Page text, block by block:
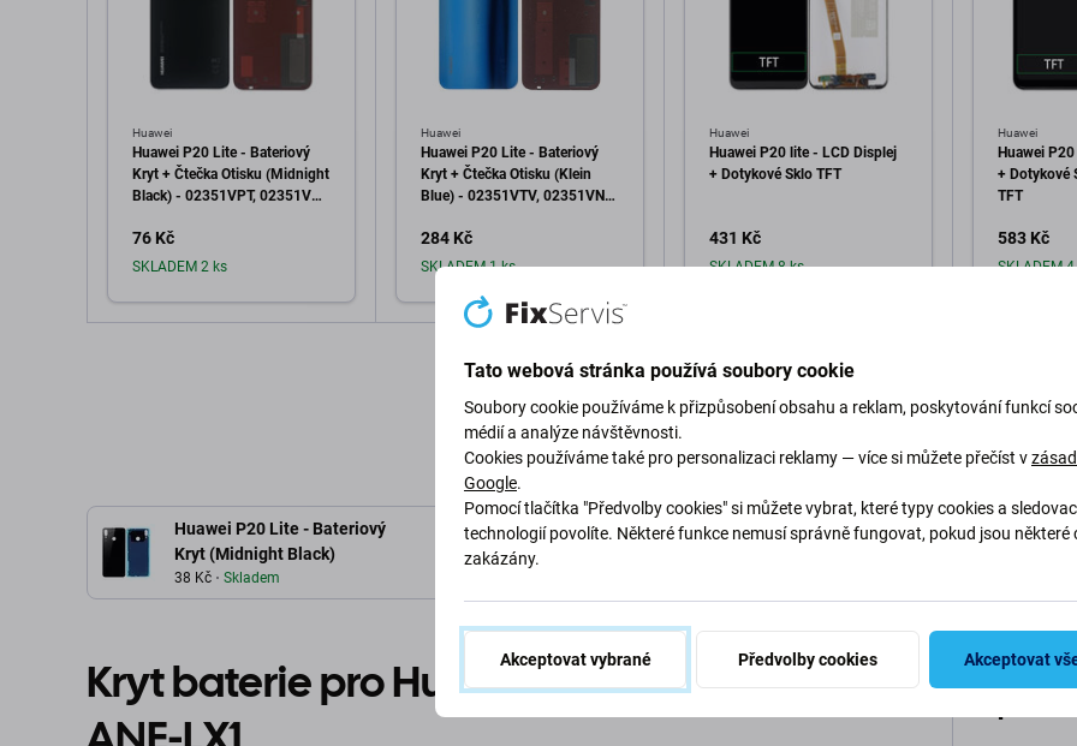
Huawei
Huawei P20 Lite - Bateriový
Kryt + Čtečka Otisku (Midnight
Black) - 02351VPT, 02351VNT
76 Kč
SKLADEM 2 ks
Huawei
Huawei P20 Lite - Bateriový
Kryt + Čtečka Otisku (Klein
Blue) - 02351VTV, 02351VNU
284 Kč
SKLADEM 1 ks
Huawei
Huawei P20 lite - LCD Displej
+ Dotykové Sklo TFT
431 Kč
SKLADEM 8 ks
Huawei
Huawei
+ Dotykové
TFT
583 Kč
SKLADEM
Huawei P20 Lite - Bateriový
Kryt (Midnight Black)
38 Kč Skladem
Kryt baterie pro Huawei P20 Lite NE-TL00
Tato webová stránka používá soubory cookie
Soubory cookie používáme k přizpůsobení obsahu a reklam, poskytování funkcí
médií a analýze návštěvnosti.
Cookies používáme také pro personalizaci reklamy — více si můžete přečíst v
Google.
Pomocí tlačítka "Předvolby cookies" si můžete vybrat, které typy cookies a
technologií povolíte. Některé funkce nemusí správně fungovat, pokud jsou některé
zakázány.
Akceptovat vybrané Předvolby cookies Akceptovat